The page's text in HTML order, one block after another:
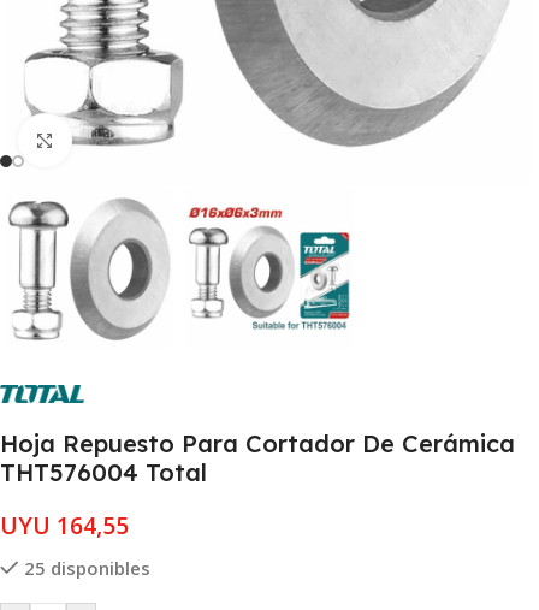
Clic para ampliar
Hoja Repuesto Para Cortador De Cerámica
THT576004 Total
UYU 164,55
25 disponibles